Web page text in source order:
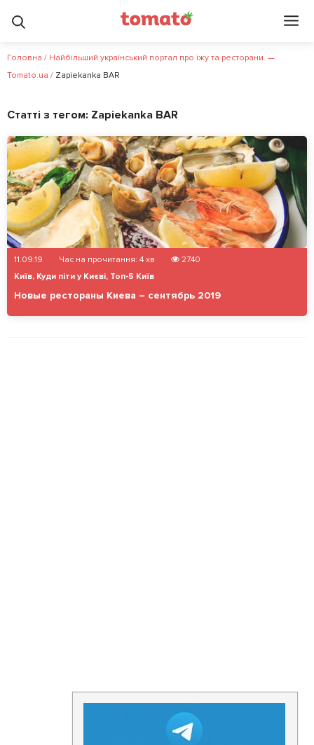
Головна / Найбільший український портал про їжу та ресторани. —
Tomato.ua / Zapiekanka BAR
Статті з тегом: Zapiekanka BAR
11.09.19 Час на прочитання: 4 хв
2740
Київ, Куди піти у Києві, Топ-5 Київ
Новые рестораны Киева – сентябрь 2019